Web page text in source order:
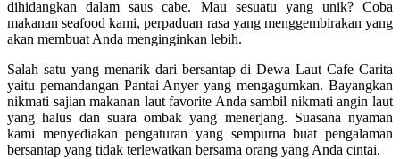
dihidangkan dalam saus cabe. Mau sesuatu yang unik? Coba
makanan seafood kami, perpaduan rasa yang menggembirakan yang
akan membuat Anda menginginkan lebih.
Salah satu yang menarik dari bersantap di Dewa Laut Cafe Carita
yaitu pemandangan Pantai Anyer yang mengagumkan. Bayangkan
nikmati sajian makanan laut favorite Anda sambil nikmati angin laut
yang halus dan suara ombak yang menerjang. Suasana nyaman
kami menyediakan pengaturan yang sempurna buat pengalaman
bersantap yang tidak terlewatkan bersama orang yang Anda cintai.